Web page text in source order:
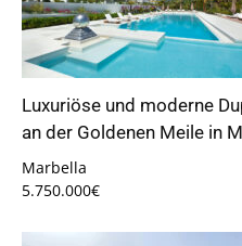
Luxuriöse und moderne
an der Goldenen Meile in
Marbella
5.750.000€